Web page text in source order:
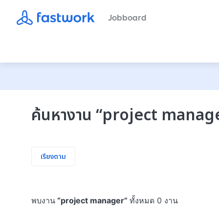
Jobboard
ค้นหางาน “project
เรียงตาม
พบงาน “project manager” ทั้งหมด 0 งาน